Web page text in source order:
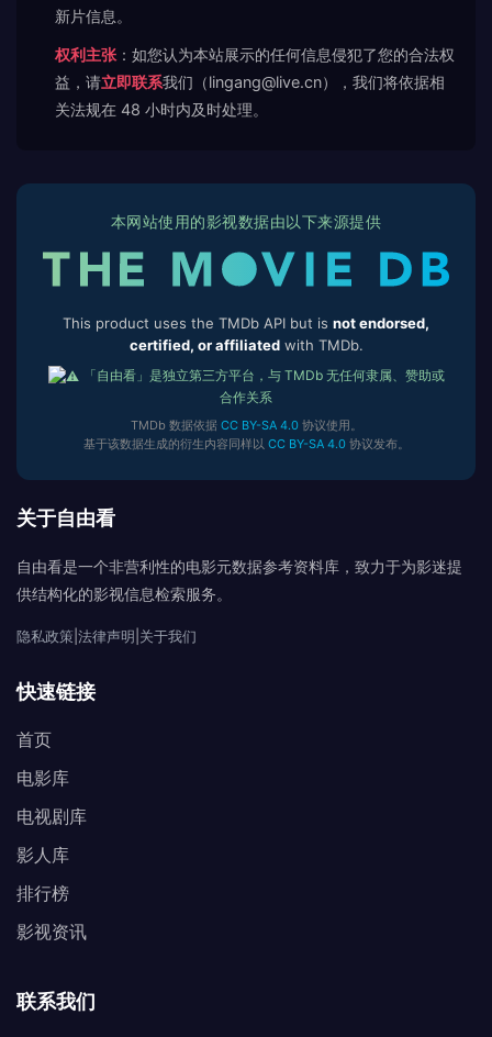
新片信息。
权利主张 ：如您认为本站展示的任何信息侵犯了您的合法权
益，请立即联系我们（lingang@live.cn），我们将依据相
关法规在 48 小时内及时处理。
本网站使用的影视数据由以下来源提供
This product uses the TMDb API but is not endorsed,
certified, or affiliatedwith TMDb.
「自由看」是独立第三方平台，与 TMDb 无任何隶属、赞助或
合作关系
TMDb 数据依据 CC BY-SA 4.0协议使用。
基于该数据生成的衍生内容同样以 CC BY-SA 4.0协议发布。
关于自由看
自由看是一个非营利性的电影元数据参考资料库，致力于为影迷提
供结构化的影视信息检索服务。
隐私政策 法律声明 关于我们
快速链接
首页
电影库
电视剧库
影人库
排行榜
影视资讯
联系我们